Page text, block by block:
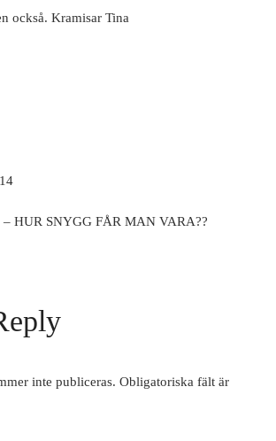
också. Kramisar Tina
– HUR SNYGG FÅR MAN VARA??
inte publiceras. Obligatoriska fält är